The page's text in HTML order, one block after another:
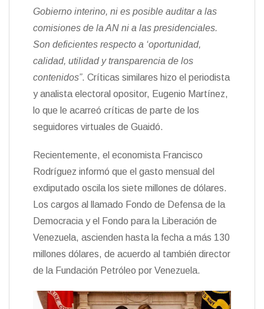
Gobierno interino, ni es posible auditar a las
comisiones de la AN ni a las presidenciales.
Son deficientes respecto a ‘oportunidad,
calidad, utilidad y transparencia de los
contenidos”. Críticas similares hizo el periodista
y analista electoral opositor, Eugenio Martínez,
lo que le acarreó críticas de parte de los
seguidores virtuales de Guaidó.
Recientemente, el economista Francisco
Rodríguez informó que el gasto mensual del
exdiputado oscila los siete millones de dólares.
Los cargos al llamado Fondo de Defensa de la
Democracia y el Fondo para la Liberación de
Venezuela, ascienden hasta la fecha a más 130
millones dólares, de acuerdo al también director
de la Fundación Petróleo por Venezuela.